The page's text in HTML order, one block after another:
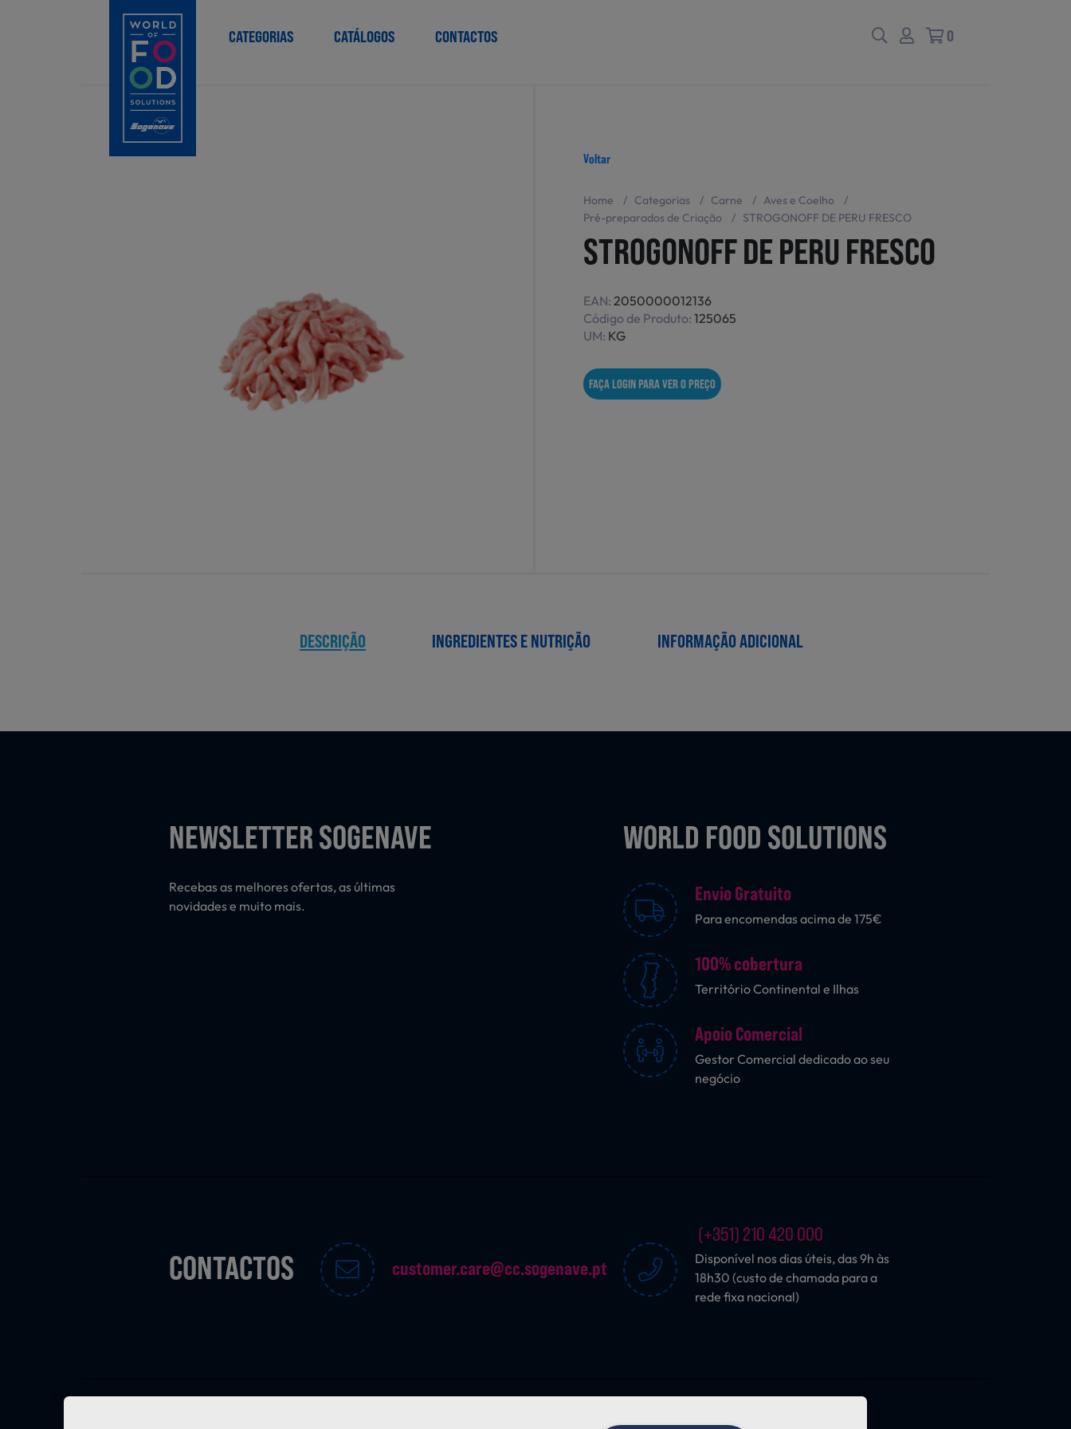
CATEGORIAS CATÁLOGOS CONTACTOS 0
Voltar
Home / Categorias / Carne / Aves e Coelho
/
Pré-preparados de Criação
/ STROGONOFF DE PERU FRESCO
STROGONOFF DE PERU FRESCO
EAN: 2050000012136
Código de Produto: 125065
UM: KG
FAÇA LOGIN PARA VER O PREÇO
DESCRIÇÃO INGREDIENTES E NUTRIÇÃO INFORMAÇÃO ADICIONAL
NEWSLETTER SOGENAVE
Recebas as melhores ofertas, as últimas
novidades e muito mais.
WORLD FOOD SOLUTIONS
Envio Gratuito
Para encomendas acima de 175€
100% cobertura
Território Continental e Ilhas
Apoio Comercial
Gestor Comercial dedicado ao seu
negócio
CONTACTOS customer.care@cc.sogenave.pt
(+351) 210 420 000
Disponível nos dias úteis, das 9h às
18h30 (custo de chamada para a
rede fixa nacional)